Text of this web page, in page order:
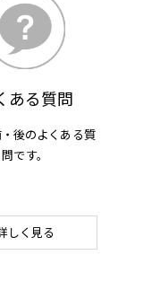
ある質問
後のよくある質
問です。
しく見る